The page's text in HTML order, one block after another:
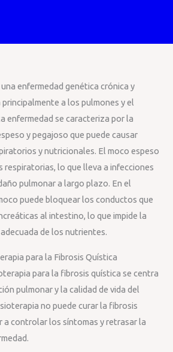
enfermedad genética crónica y
a los pulmones y el
enfermedad se caracteriza por la
y pegajoso que puede causar
y nutricionales. El moco espeso
respiratorias, lo que lleva a infecciones
pulmonar a largo plazo. En el
puede bloquear los conductos que
al intestino, lo que impide la
de los nutrientes.
para la Fibrosis Quística
para la fibrosis quística se centra
pulmonar y la calidad de vida del
no puede curar la fibrosis
a controlar los síntomas y retrasar la